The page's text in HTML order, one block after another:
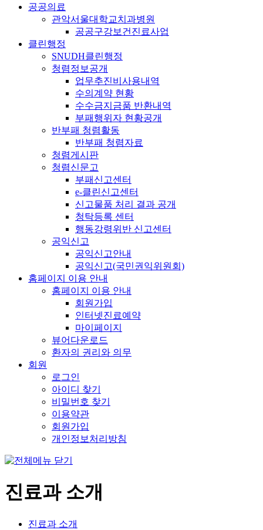
공공의료
관악서울대학교치과병원
공공구강보건진료사업
클린행정
SNUDH클린행정
청렴정보공개
업무추진비사용내역
수의계약 현황
수수금지금품 반환내역
부패행위자 현황공개
반부패 청렴활동
반부패 청렴자료
청렴게시판
청렴신문고
부패신고센터
e-클린신고센터
신고물품 처리 결과 공개
청탁등록 센터
행동강령위반 신고센터
공익신고
공익신고안내
공익신고(국민권익위원회)
홈페이지 이용 안내
홈페이지 이용 안내
회원가입
인터넷진료예약
마이페이지
뷰어다운로드
환자의 권리와 의무
회원
로그인
아이디 찾기
비밀번호 찾기
이용약관
회원가입
개인정보처리방침
진료과 소개
진료과 소개